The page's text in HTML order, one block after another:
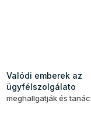
Valódi emberek az
ügyfélszolgálato
meghallgatják és